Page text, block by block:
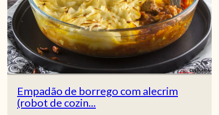
Empadão de borrego com alecrim
(robot de cozin...